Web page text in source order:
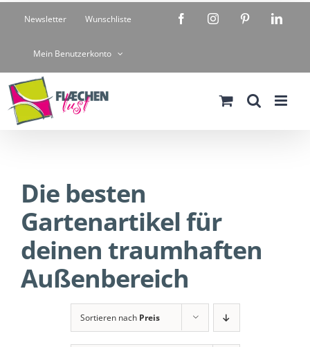
springen
Newsletter Wunschliste
Mein Benutzerkonto
FacebookInstagramPinterest
Die besten
Gartenartikel für
deinen traumhaften
Außenbereich
Sortieren nach Preis